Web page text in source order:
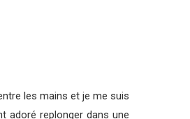
les mains et je me suis
adoré replonger dans une